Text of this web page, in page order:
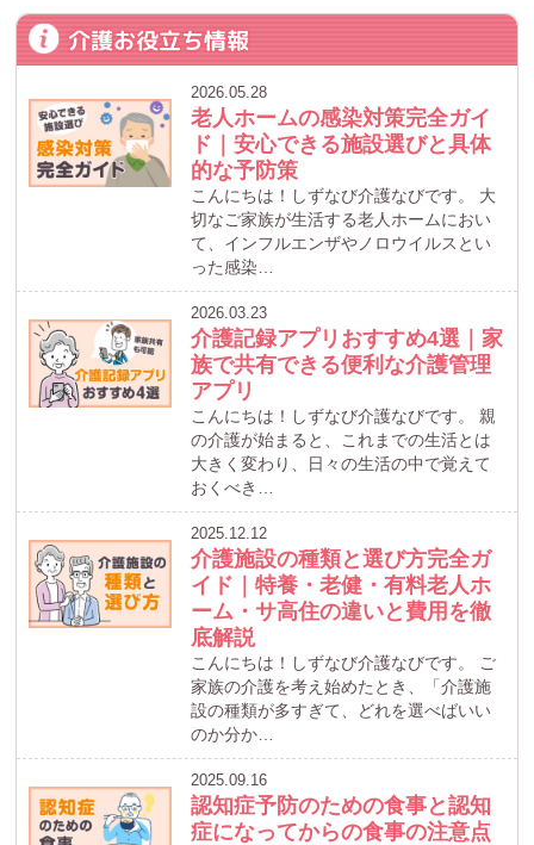
介護お役立ち情報
2026.05.28
老人ホームの感染対策完全ガイ
ド｜安心できる施設選びと具体
的な予防策
こんにちは！しずなび介護なびです。 大
切なご家族が生活する老人ホームにおい
て、インフルエンザやノロウイルスとい
った感染…
2026.03.23
介護記録アプリおすすめ4選｜家
族で共有できる便利な介護管理
アプリ
こんにちは！しずなび介護なびです。 親
の介護が始まると、これまでの生活とは
大きく変わり、日々の生活の中で覚えて
おくべき…
2025.12.12
介護施設の種類と選び方完全ガ
イド｜特養・老健・有料老人ホ
ーム・サ高住の違いと費用を徹
底解説
こんにちは！しずなび介護なびです。 ご
家族の介護を考え始めたとき、「介護施
設の種類が多すぎて、どれを選べばいい
のか分か…
2025.09.16
認知症予防のための食事と認知
症になってからの食事の注意点